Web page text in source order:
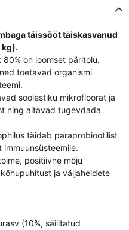
täissööt täiskasvanud
on loomset päritolu.
toetavad organismi
soolestiku mikrofloorat ja
ning aitavad tugevdada
täidab paraprobiootilist
positiivne mõju
ja väljaheidete
(10%, säilitatud